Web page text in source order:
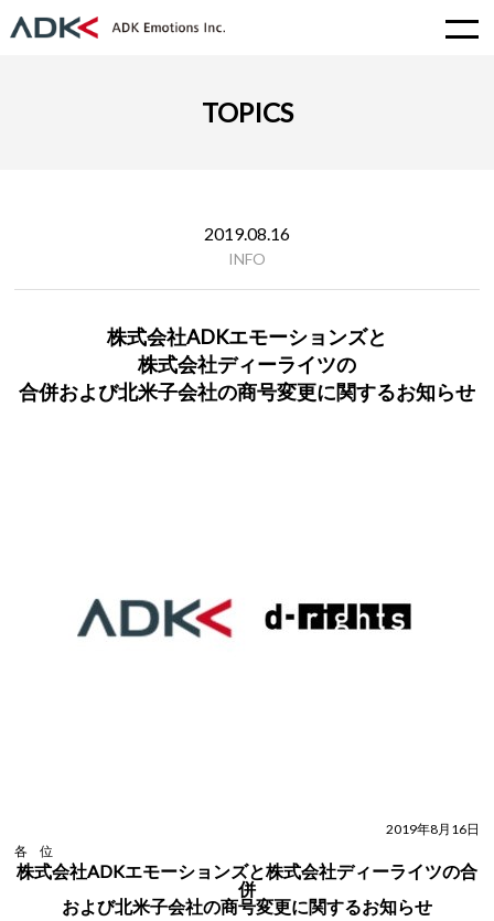
TOPICS
2019.08.16
INFO
株式会社ADKエモーションズと
株式会社ディーライツの
合併および北米子会社の商号変更に関するお知らせ
2019年8月16日
各 位
株式会社ADKエモーションズと株式会社ディーライツの合
併
および北米子会社の商号変更に関するお知らせ